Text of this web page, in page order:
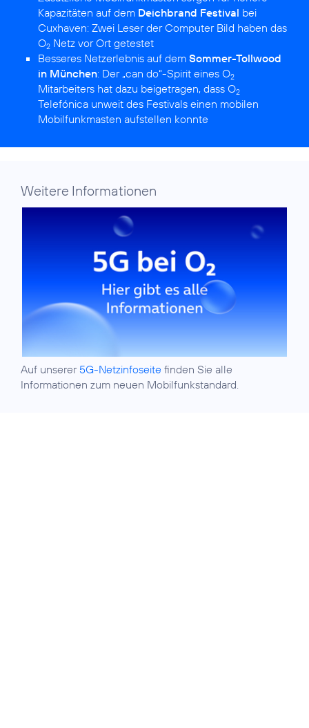
Kapazitäten auf dem Deichbrand Festival bei
Cuxhaven: Zwei Leser der Computer Bild haben das
O2 Netz vor Ort getestet
Besseres Netzerlebnis auf dem Sommer-Tollwood
in München: Der „can do“-Spirit eines O2
Mitarbeiters hat dazu beigetragen, dass O2
Telefónica unweit des Festivals einen mobilen
Mobilfunkmasten aufstellen konnte
Weitere Informationen
Auf unserer 5G-Netzinfoseite finden Sie alle
Informationen zum neuen Mobilfunkstandard.